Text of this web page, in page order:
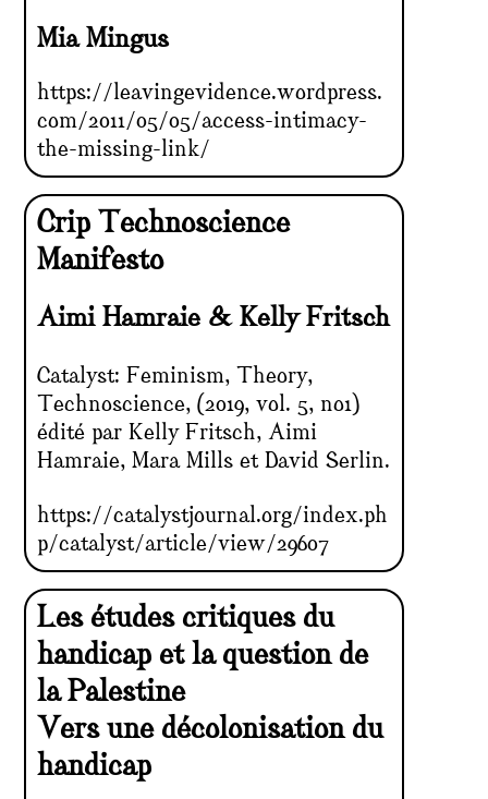
Mia Mingus
https://leavingevidence.wordpress.
com/2011/05/05/access-intimacy-
the-missing-link/
Crip Technoscience
Manifesto
Aimi Hamraie & Kelly Fritsch
Catalyst: Feminism, Theory,
Technoscience, (2019, vol. 5, no1)
édité par Kelly Fritsch, Aimi
Hamraie, Mara Mills et David Serlin.
https://catalystjournal.org/index.ph
p/catalyst/article/view/29607
Les études critiques du
handicap et la question de
la Palestine
Vers une décolonisation du
handicap